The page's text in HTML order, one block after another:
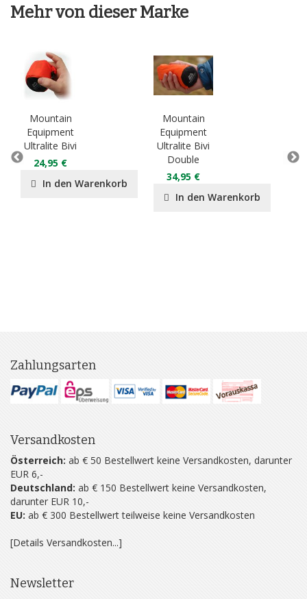
Mehr von dieser Marke
Mountain
Equipment
Ultralite Bivi
24,95 €
In den Warenkorb
Mountain
Equipment
Ultralite Bivi
Double
34,95 €
In den Warenkorb
Zahlungsarten
Versandkosten
Österreich: ab € 50 Bestellwert keine Versandkosten, darunter
EUR 6,-
Deutschland: ab € 150 Bestellwert keine Versandkosten,
darunter EUR 10,-
EU: ab € 300 Bestellwert teilweise keine Versandkosten
[Details Versandkosten...]
Newsletter